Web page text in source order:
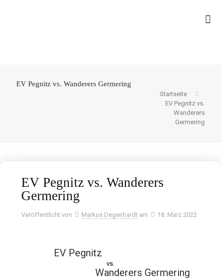
EV Pegnitz vs. Wanderers Germering
Startseite
EV Pegnitz vs.
Wanderers
Germering
EV Pegnitz vs. Wanderers
Germering
Veröffentlicht von Markus Degenhardt am 18. März 2022
EV Pegnitz
vs.
Wanderers Germering